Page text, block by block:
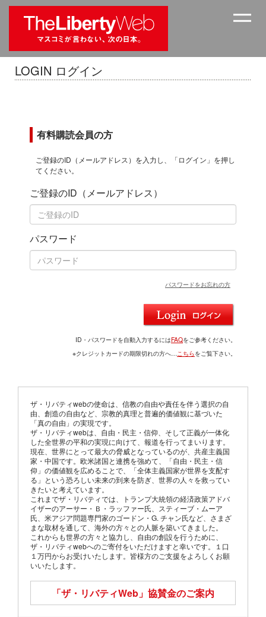
LOGIN ログイン
有料購読会員の方
ご登録のID（メールアドレス）を入力し、「ログイン」を押し
てください。
ご登録のID（メールアドレス）
パスワード
パスワードをお忘れの方
ID・パスワードを自動入力するにはFAQをご参考ください。
※クレジットカードの期限切れの方へ…こちらをご覧下さい。
ザ・リバティwebの使命は、信教の自由や責任を伴う選択の自
由、創造の自由など、宗教的真理と普遍的価値観に基づいた
「真の自由」の実現です。
ザ・リバティwebは、自由・民主・信仰、そして正義が一体化
した全世界の平和の実現に向けて、報道を行ってまいります。
現在、世界にとって最大の脅威となっているのが、共産主義国
家・中国です。欧米諸国と連携を強めて、「自由・民主・信
仰」の価値観を広めることで、「全体主義国家が世界を支配す
る」という恐ろしい未来の到来を防ぎ、世界の人々を救ってい
きたいと考えています。
これまでザ・リバティでは、トランプ大統領の経済政策アドバ
イザーのアーサー・Ｂ・ラッファー氏、スティーブ・ムーア
氏、米アジア問題専門家のゴードン・G. チャン氏など、さまざ
まな取材を通して、海外の方々との人脈を築いてきました。
これからも世界の方々と協力し、自由の創設を行うために、
ザ・リバティwebへのご寄付をいただけますと幸いです。１口
１万円からお受けいたします。皆様方のご支援をよろしくお願
いいたします。
「ザ・リバティWeb」 協賛金のご案内